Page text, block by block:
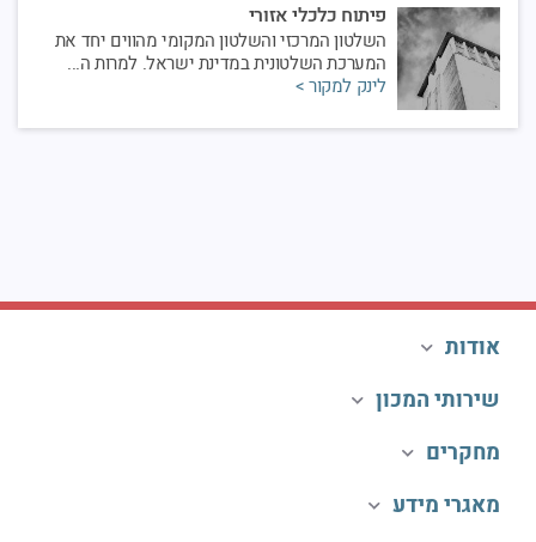
פיתוח כלכלי אזורי
השלטון המרכזי והשלטון המקומי מהווים יחד את
המערכת השלטונית במדינת ישראל. למרות ה...
לינק למקור >
אודות
שירותי המכון
מחקרים
מאגרי מידע